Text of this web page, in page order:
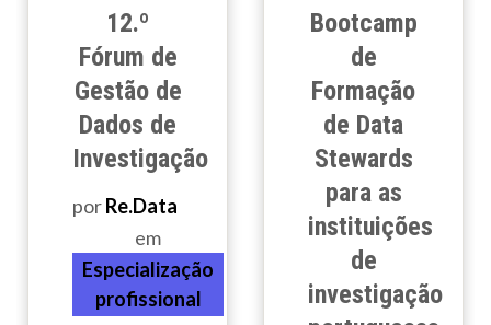
12.º
Fórum de
Gestão de
Dados de
Investigação
porRe.Data
em
Especialização
profissional
Bootcamp
de
Formação
de Data
Stewards
para as
instituições
de
investigação